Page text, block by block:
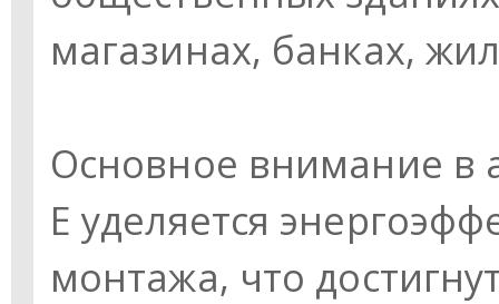
магазинах, банках,
Основное внимание в
E уделяется
монтажа, что